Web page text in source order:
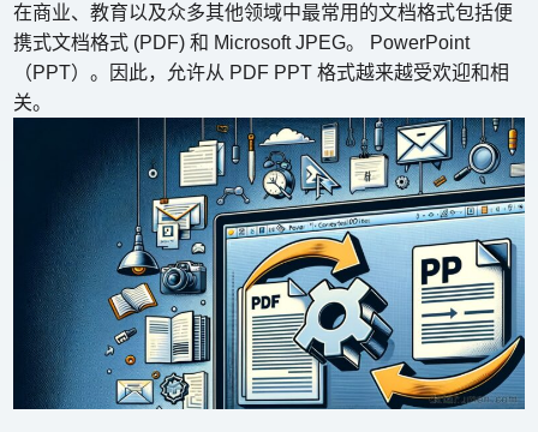
在商业、教育以及众多其他领域中最常用的文档格式包括便
携式文档格式 (PDF) 和 Microsoft JPEG。 PowerPoint
（PPT）。因此，允许从 PDF PPT 格式越来越受欢迎和相
关。